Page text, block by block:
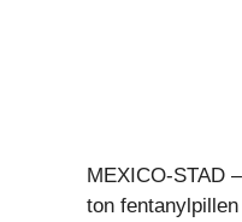
MEXICO-STAD
ton